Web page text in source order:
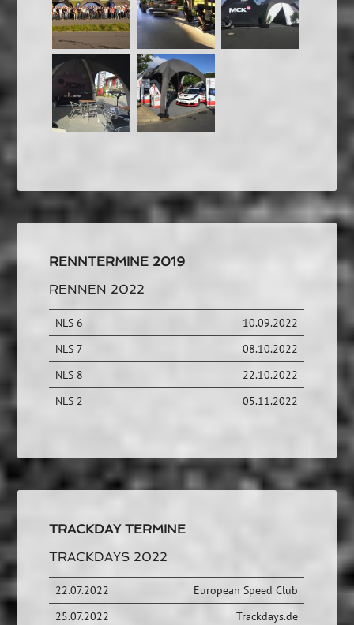
RENNTERMINE 2019
RENNEN 2022
NLS 6
10.09.2022
NLS 7
08.10.2022
NLS 8
22.10.2022
NLS 2
05.11.2022
TRACKDAY TERMINE
TRACKDAYS 2022
22.07.2022
European Speed Club
25.07.2022
Trackdays.de